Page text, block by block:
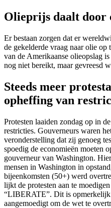
Olieprijs daalt door
Er bestaan zorgen dat er
de gekelderde vraag naar olie
van de Amerikaanse olieopslag
nog niet bereikt, maar gevreesd
Steeds meer
opheffing van
Protesten laaiden zondag op in
restricties. Gouverneurs waren
veronderstelling dat zij genoeg
spoedig de economieën moeten
gouverneur van Washington.
mensen in Washington in
bijeenkomsten (50+) werd
lijkt de protesten aan te
“LIBERATE”. Dit is
aangemoedigt om de wet te